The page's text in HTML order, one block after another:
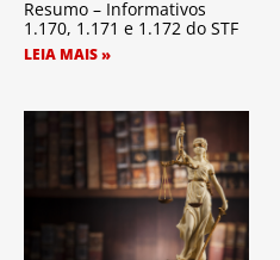
Resumo – Informativos
1.170, 1.171 e 1.172 do STF
LEIA MAIS »